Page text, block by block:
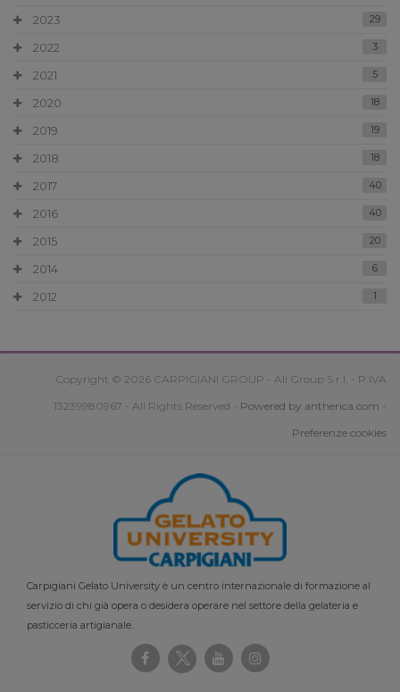
2023 29
2022 3
2021 5
2020 18
2019 19
2018 18
2017 40
2016 40
2015 20
2014 6
2012 1
Copyright © 2026 CARPIGIANI GROUP - Ali Group S.r.l. - P.IVA
13239980967 - All Rights Reserved - Powered by antherica.com -
Preferenze cookies
Carpigiani Gelato University è un centro internazionale di formazione al
servizio di chi già opera o desidera operare nel settore della gelateria e
pasticceria artigianale.